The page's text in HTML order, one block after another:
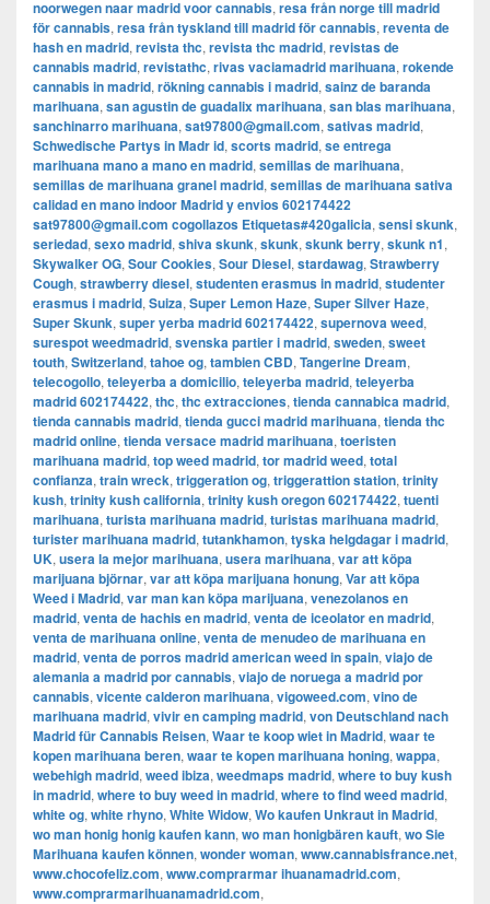
noorwegen naar madrid voor cannabis, resa från norge till madrid
för cannabis, resa från tyskland till madrid för cannabis, reventa de
hash en madrid, revista thc, revista thc madrid, revistas de
cannabis madrid, revistathc, rivas vaciamadrid marihuana, rokende
cannabis in madrid, rökning cannabis i madrid, sainz de baranda
marihuana, san agustin de guadalix marihuana, san blas marihuana,
sanchinarro marihuana, sat97800@gmail.com, sativas madrid,
Schwedische Partys in Madr id, scorts madrid, se entrega
marihuana mano a mano en madrid, semillas de marihuana,
semillas de marihuana granel madrid, semillas de marihuana sativa
calidad en mano indoor Madrid y envios 602174422
sat97800@gmail.com cogollazos Etiquetas#420galicia, sensi skunk,
seriedad, sexo madrid, shiva skunk, skunk, skunk berry, skunk n1,
Skywalker OG, Sour Cookies, Sour Diesel, stardawag, Strawberry
Cough, strawberry diesel, studenten erasmus in madrid, studenter
erasmus i madrid, Suiza, Super Lemon Haze, Super Silver Haze,
Super Skunk, super yerba madrid 602174422, supernova weed,
surespot weedmadrid, svenska partier i madrid, sweden, sweet
touth, Switzerland, tahoe og, tambien CBD, Tangerine Dream,
telecogollo, teleyerba a domicilio, teleyerba madrid, teleyerba
madrid 602174422, thc, thc extracciones, tienda cannabica madrid,
tienda cannabis madrid, tienda gucci madrid marihuana, tienda thc
madrid online, tienda versace madrid marihuana, toeristen
marihuana madrid, top weed madrid, tor madrid weed, total
confianza, train wreck, triggeration og, triggerattion station, trinity
kush, trinity kush california, trinity kush oregon 602174422, tuenti
marihuana, turista marihuana madrid, turistas marihuana madrid,
turister marihuana madrid, tutankhamon, tyska helgdagar i madrid,
UK, usera la mejor marihuana, usera marihuana, var att köpa
marijuana björnar, var att köpa marijuana honung, Var att köpa
Weed i Madrid, var man kan köpa marijuana, venezolanos en
madrid, venta de hachis en madrid, venta de iceolator en madrid,
venta de marihuana online, venta de menudeo de marihuana en
madrid, venta de porros madrid american weed in spain, viajo de
alemania a madrid por cannabis, viajo de noruega a madrid por
cannabis, vicente calderon marihuana, vigoweed.com, vino de
marihuana madrid, vivir en camping madrid, von Deutschland nach
Madrid für Cannabis Reisen, Waar te koop wiet in Madrid, waar te
kopen marihuana beren, waar te kopen marihuana honing, wappa,
webehigh madrid, weed ibiza, weedmaps madrid, where to buy kush
in madrid, where to buy weed in madrid, where to find weed madrid,
white og, white rhyno, White Widow, Wo kaufen Unkraut in Madrid,
wo man honig honig kaufen kann, wo man honigbären kauft, wo Sie
Marihuana kaufen können, wonder woman, www.cannabisfrance.net,
www.chocofeliz.com, www.comprarmar ihuanamadrid.com,
www.comprarmarihuanamadrid.com,